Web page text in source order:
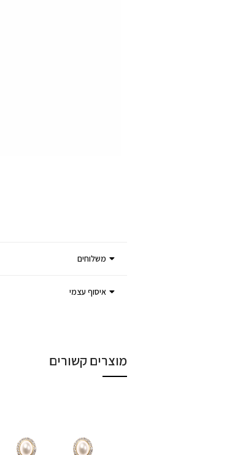
משלוחים
איסוף עצמי
מוצרים קשורים